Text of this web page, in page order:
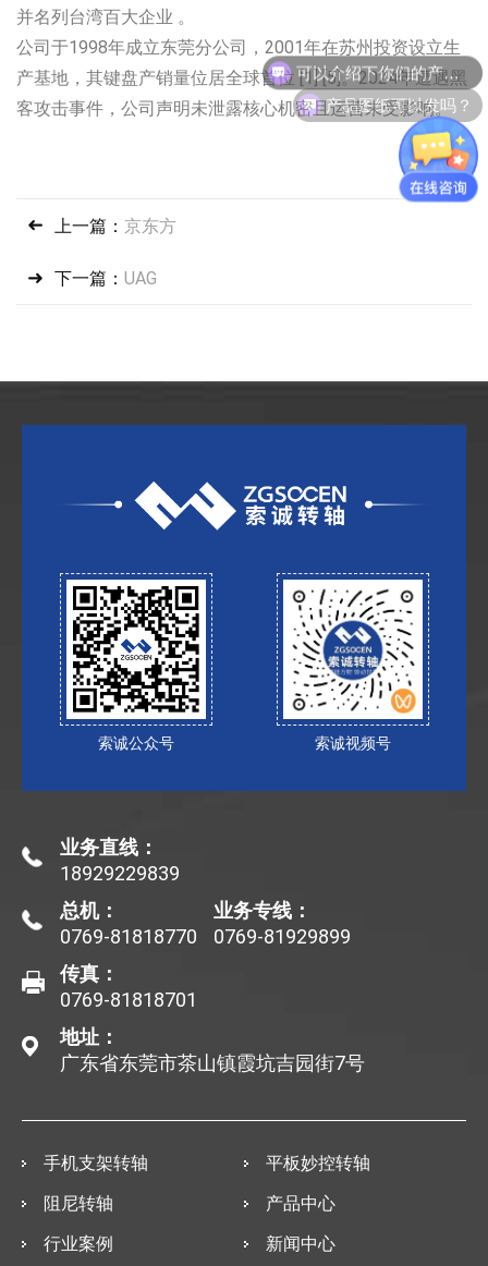
并名列台湾百大企业 。
公司于1998年成立东莞分公司，2001年在苏州投资设立生
产基地，其键盘产销量位居全球首位 [1] [5]。2024年遭遇黑
客攻击事件，公司声明未泄露核心机密且运营未受影响。
上一篇： 京东方
下一篇： UAG
索诚公众号 索诚视频号
业务直线：
18929229839
总机：
0769-81818770
业务专线：
0769-81929899
传真：
0769-81818701
地址：
广东省东莞市茶山镇霞坑吉园街7号
手机支架转轴
平板妙控转轴
阻尼转轴
产品中心
行业案例
新闻中心
可以介绍下你们的产品么？
产品图纸可以发吗？